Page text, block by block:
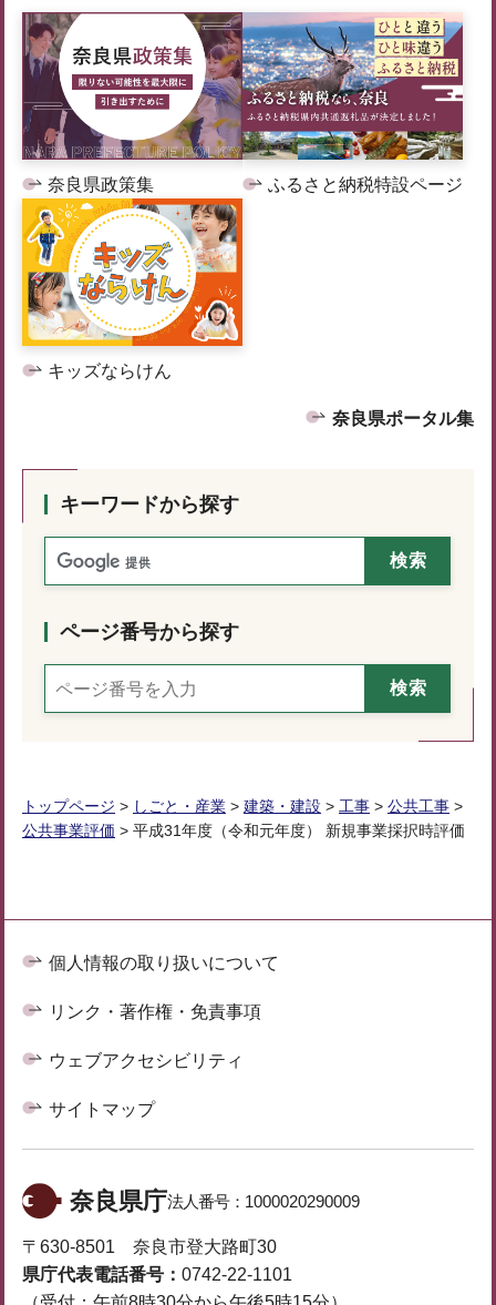
奈良県政策集 ふるさと納税特設ページ
キッズならけん
奈良県ポータル集
キーワードから探す
ページ番号から探す
トップページ > しごと・産業 > 建築・建設 > 工事 > 公共工事 >
公共事業評価 > 平成31年度（令和元年度） 新規事業採択時評価
個人情報の取り扱いについて
リンク・著作権・免責事項
ウェブアクセシビリティ
サイトマップ
奈良県庁法人番号： 1000020290009
〒630-8501 奈良市登大路町30
県庁代表電話番号： 0742-22-1101